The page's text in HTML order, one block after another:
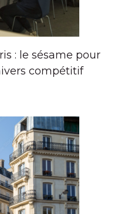
: le sésame pour
compétitif